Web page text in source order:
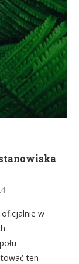
w
ten